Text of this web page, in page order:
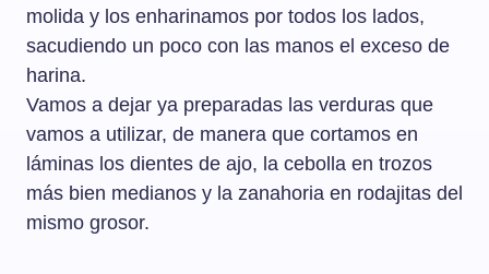
molida y los enharinamos por todos los lados,
sacudiendo un poco con las manos el exceso de
harina.
Vamos a dejar ya preparadas las verduras que
vamos a utilizar, de manera que cortamos en
láminas los dientes de ajo, la cebolla en trozos
más bien medianos y la zanahoria en rodajitas del
mismo grosor.